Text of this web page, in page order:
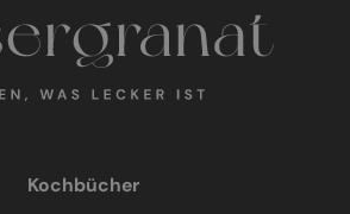
Kochbücher